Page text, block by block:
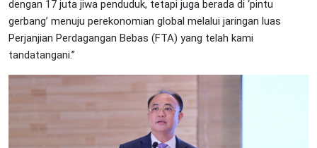
dengan 17 juta jiwa penduduk, tetapi juga berada di ‘pintu
gerbang’ menuju perekonomian global melalui jaringan luas
Perjanjian Perdagangan Bebas (FTA) yang telah kami
tandatangani.”